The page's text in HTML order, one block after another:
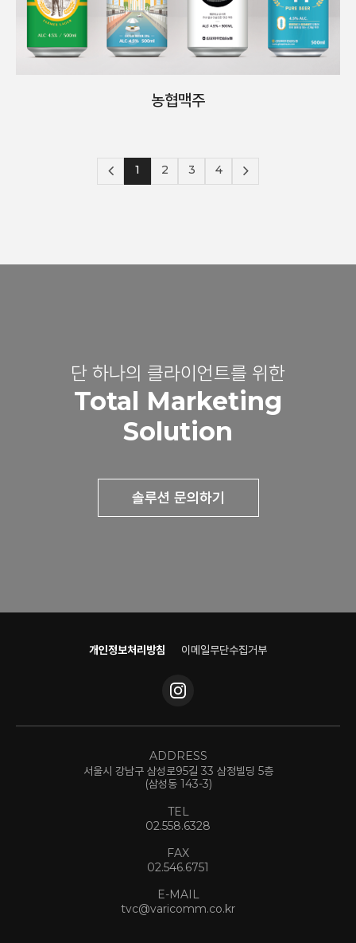
농협맥주
1 2 3 4
단 하나의 클라이언트를 위한
Total Marketing
Solution
솔루션 문의하기
개인정보처리방침 이메일무단수집거부
ADDRESS
서울시 강남구 삼성로95길 33 삼정빌딩 5층
(삼성동 143-3)
TEL
02.558.6328
FAX
02.546.6751
E-MAIL
tvc@varicomm.co.kr